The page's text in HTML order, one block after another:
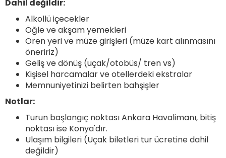
Dahil değildir:
Alkollü içecekler
Öğle ve akşam yemekleri
Ören yeri ve müze girişleri (müze kart alınmasını
öneririz)
Geliş ve dönüş (uçak/otobüs/ tren vs)
Kişisel harcamalar ve otellerdeki ekstralar
Memnuniyetinizi belirten bahşişler
Notlar:
Turun başlangıç noktası Ankara Havalimanı, bitiş
noktası ise Konya'dır.
Ulaşım bilgileri (Uçak biletleri tur ücretine dahil
değildir)